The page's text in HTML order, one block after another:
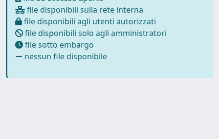
file disponibili sulla rete interna
file disponibili agli utenti autorizzati
file disponibili solo agli amministratori
file sotto embargo
nessun file disponibile